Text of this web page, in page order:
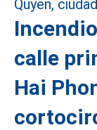
calle
Hai